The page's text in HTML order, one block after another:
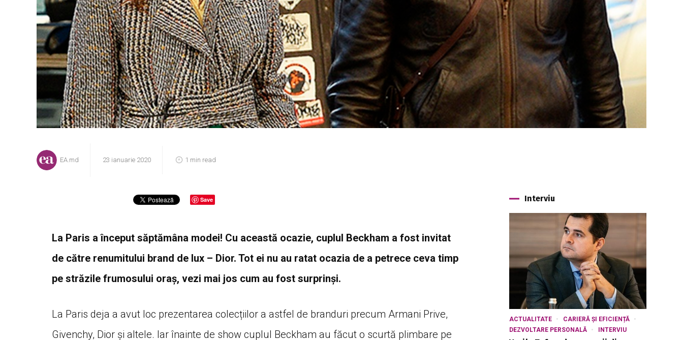
EA.md 23 ianuarie 2020 1 min read
Save
La Paris a început săptămâna modei! Cu această ocazie, cuplul Beckham a fost invitat
de către renumitului brand de lux – Dior. Tot ei nu au ratat ocazia de a petrece ceva timp
pe străzile frumosului oraș, vezi mai jos cum au fost surprinși.
La Paris deja a avut loc prezentarea colecțiilor a astfel de branduri precum Armani Prive,
Givenchy, Dior și altele. Iar înainte de show cuplul Beckham au făcut o scurtă plimbare pe
Interviu
ACTUALITATE
CARIERĂ ȘI EFICIENȚĂ
DEZVOLTARE PERSONALĂ
INTERVIU